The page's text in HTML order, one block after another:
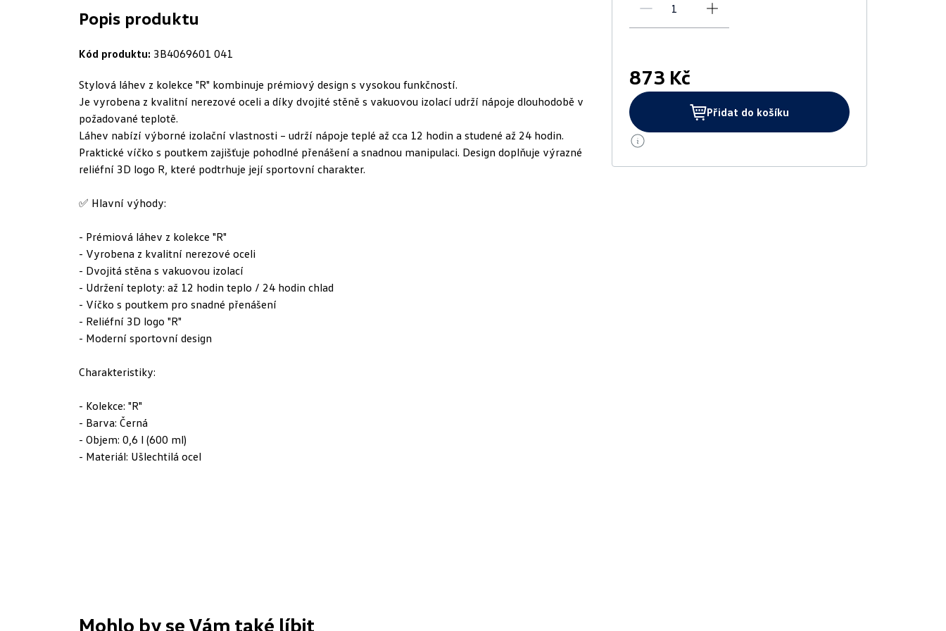
Popis produktu
Kód produktu: 3B4069601 041
Stylová láhev z kolekce "R" kombinuje prémiový design s vysokou funkčností.
Je vyrobena z kvalitní nerezové oceli a díky dvojité stěně s vakuovou izolací udrží nápoje dlouhodobě v
požadované teplotě.
Láhev nabízí výborné izolační vlastnosti – udrží nápoje teplé až cca 12 hodin a studené až 24 hodin.
Praktické víčko s poutkem zajišťuje pohodlné přenášení a snadnou manipulaci. Design doplňuje výrazné
reliéfní 3D logo R, které podtrhuje její sportovní charakter.
✅ Hlavní výhody:
- Prémiová láhev z kolekce "R"
- Vyrobena z kvalitní nerezové oceli
- Dvojitá stěna s vakuovou izolací
- Udržení teploty: až 12 hodin teplo / 24 hodin chlad
- Víčko s poutkem pro snadné přenášení
- Reliéfní 3D logo "R"
- Moderní sportovní design
Charakteristiky:
- Kolekce: "R"
- Barva: Černá
- Objem: 0,6 l (600 ml)
- Materiál: Ušlechtilá ocel
873 Kč
Přidat do košíku
Mohlo by se Vám také líbit